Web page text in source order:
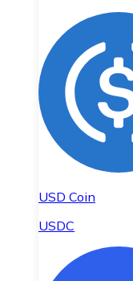
USD Coin
USDC